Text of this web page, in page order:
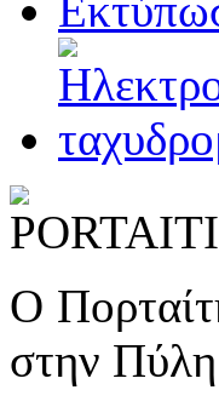
Ο
στην Πύλη